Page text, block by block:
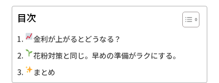
目次
金利が上がるとどうなる？
花粉対策と同じ。早めの準備がラクにする。
まとめ